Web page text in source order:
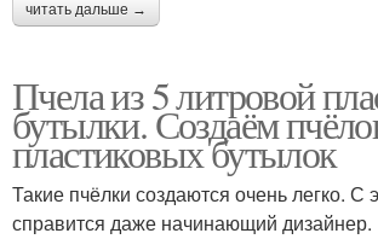
читать дальше →
Пчела из 5 литровой
бутылки. Создаём
пластиковых бутылок
Такие пчёлки создаются очень легко. С
справится даже начинающий дизайнер.